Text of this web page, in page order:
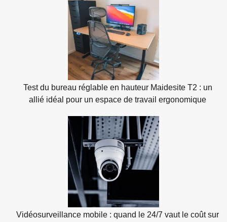
Test du bureau réglable en hauteur Maidesite T2 : un
allié idéal pour un espace de travail ergonomique
Vidéosurveillance mobile : quand le 24/7 vaut le coût sur